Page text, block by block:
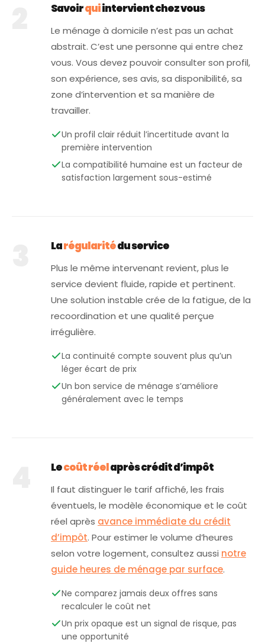
Savoirquiintervient chez vous
Le ménage à domicile n’est pas un achat
abstrait. C’est une personne qui entre chez
vous. Vous devez pouvoir consulter son profil,
son expérience, ses avis, sa disponibilité, sa
zone d’intervention et sa manière de
travailler.
Un profil clair réduit l’incertitude avant la
première intervention
La compatibilité humaine est un facteur de
satisfaction largement sous-estimé
Larégularitédu service
Plus le même intervenant revient, plus le
service devient fluide, rapide et pertinent.
Une solution instable crée de la fatigue, de la
recoordination et une qualité perçue
irrégulière.
La continuité compte souvent plus qu’un
léger écart de prix
Un bon service de ménage s’améliore
généralement avec le temps
Lecoût réelaprès crédit d’impôt
Il faut distinguer le tarif affiché, les frais
éventuels, le modèle économique et le coût
réel après avance immédiate du crédit
d’impôt. Pour estimer le volume d’heures
selon votre logement, consultez aussi notre
guide heures de ménage par surface.
Ne comparez jamais deux offres sans
recalculer le coût net
Un prix opaque est un signal de risque, pas
une opportunité